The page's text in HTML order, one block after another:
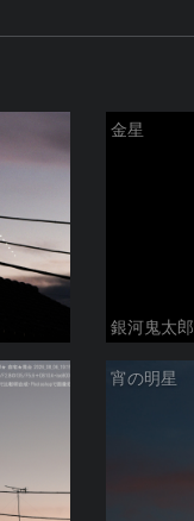
金星
銀河鬼太郎
宵の明星